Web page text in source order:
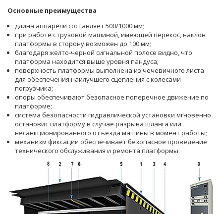
Основные преимущества
длина аппарели составляет 500/1000 мм;
при работе с грузовой машиной, имеющей перекос, наклон
платформы в сторону возможен до 100 мм;
благодаря желто-черной сигнальной полосе видно, что
платформа находится выше уровня пандуса;
поверхность платформы выполнена из чечевичного листа
для обеспечения наилучшего сцепления с колесами
погрузчика;
опоры обеспечивают безопасное поперечное движение по
платформе;
система безопасности гидравлической установки мгновенно
остановит платформу в случае разрыва шланга или
несанкционированного отъезда машины в момент работы;
механизм фиксации обеспечивает безопасное проведение
технического обслуживания и ремонта платформы.